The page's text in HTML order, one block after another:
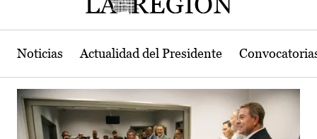
Noticias Actualidad del Presidente